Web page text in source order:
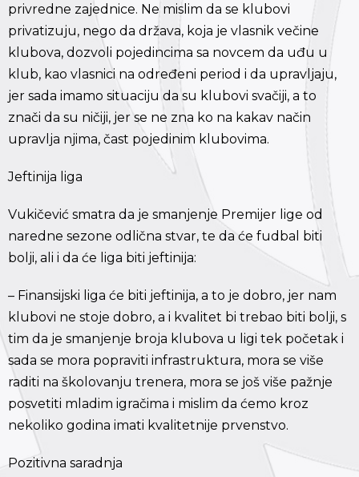
privredne zajednice. Ne mislim da se klubovi
privatizuju, nego da država, koja je vlasnik večine
klubova, dozvoli pojedincima sa novcem da uđu u
klub, kao vlasnici na određeni period i da upravljaju,
jer sada imamo situaciju da su klubovi svačiji, a to
znači da su ničiji, jer se ne zna ko na kakav način
upravlja njima, čast pojedinim klubovima.
Jeftinija liga
Vukičević smatra da je smanjenje Premijer lige od
naredne sezone odlična stvar, te da će fudbal biti
bolji, ali i da će liga biti jeftinija:
– Finansijski liga će biti jeftinija, a to je dobro, jer nam
klubovi ne stoje dobro, a i kvalitet bi trebao biti bolji, s
tim da je smanjenje broja klubova u ligi tek početak i
sada se mora popraviti infrastruktura, mora se više
raditi na školovanju trenera, mora se još više pažnje
posvetiti mladim igračima i mislim da ćemo kroz
nekoliko godina imati kvalitetnije prvenstvo.
Pozitivna saradnja